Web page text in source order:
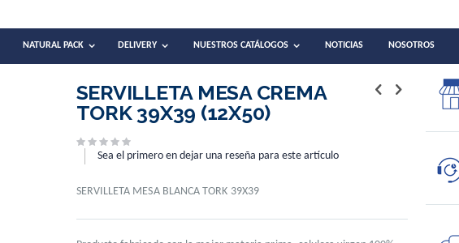
NATURAL PACK DELIVERY NUESTROS CATÁLOGOS NOTICIAS NOSOTROS
SERVILLETA MESA CREMA
TORK 39X39 (12X50)
Sea el primero en dejar una reseña para este artículo
SERVILLETA MESA BLANCA TORK 39X39